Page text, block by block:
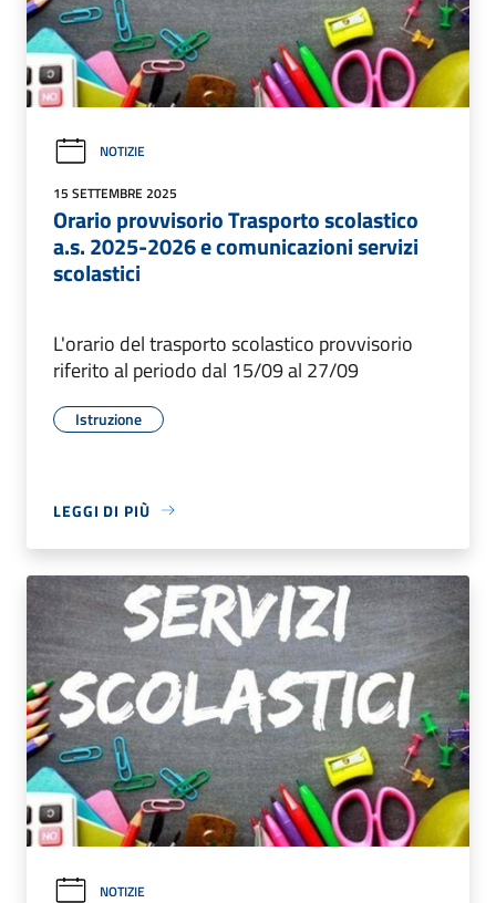
NOTIZIE
15 SETTEMBRE 2025
Orario provvisorio Trasporto scolastico
a.s. 2025-2026 e comunicazioni servizi
scolastici
L'orario del trasporto scolastico provvisorio
riferito al periodo dal 15/09 al 27/09
Istruzione
LEGGI DI PIÙ
NOTIZIE